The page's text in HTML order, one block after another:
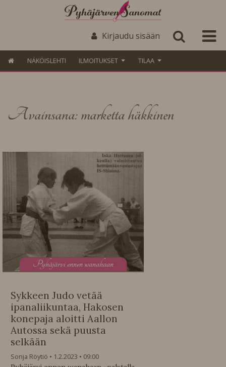
Kirjaudu sisään
NÄKÖISLEHTI ILMOITUKSET TILAA
Avainsana: marketta häkkinen
Pyhäjärvi ennen wanahaan
Sykkeen Judo vetää
ipanaliikuntaa, Hakosen
konepaja aloitti Aallon
Autossa sekä puusta
selkään
Sonja Röytiö 1.2.2023
09:00